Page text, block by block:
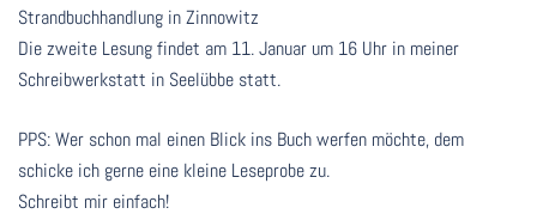
Strandbuchhandlung in Zinnowitz
Die zweite Lesung findet am 11. Januar um 16 Uhr in meiner
Schreibwerkstatt in Seelübbe statt.
PPS: Wer schon mal einen Blick ins Buch werfen möchte, dem
schicke ich gerne eine kleine Leseprobe zu.
Schreibt mir einfach!